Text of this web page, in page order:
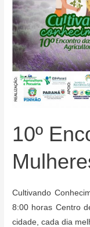
10º
Cultivando
8:00 horas Centro
cidade, cada dia